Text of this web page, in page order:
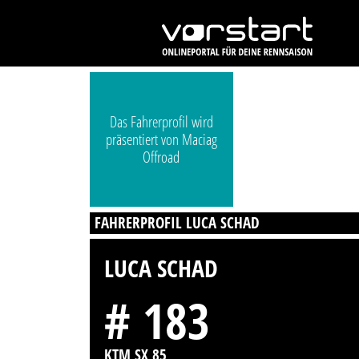
Das Fahrerprofil wird
präsentiert von Maciag
Offroad
FAHRERPROFIL LUCA SCHAD
LUCA SCHAD
# 183